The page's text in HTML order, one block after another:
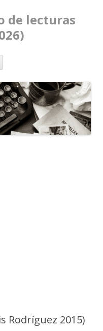
de lecturas
Ir al contenido
Rodríguez 2015)